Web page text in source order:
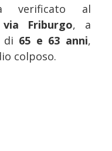
verificato al
via Friburgo, a
di 65 e 63 anni,
colposo.